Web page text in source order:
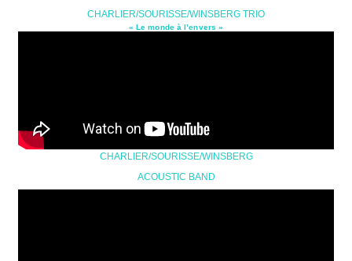
CHARLIER/SOURISSE/WINSBERG TRIO
« Le monde à l’envers »
CHARLIER/SOURISSE/WINSBERG
ACOUSTIC BAND